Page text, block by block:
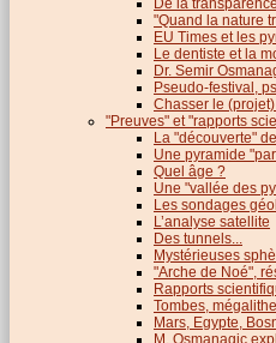
"Quand la nature
EU Times et les
Le dentiste et la
Dr. Semir
Pseudo-festival,
Chasser le
"Preuves" et "rapports
La "découverte"
Une pyramide
Quel âge ?
Une "vallée des
Les sondages
L’analyse satellite
Des tunnels...
Mystérieuses
"Arche de Noé",
Rapports
Tombes,
Mars, Egypte,
M. Osmanagic